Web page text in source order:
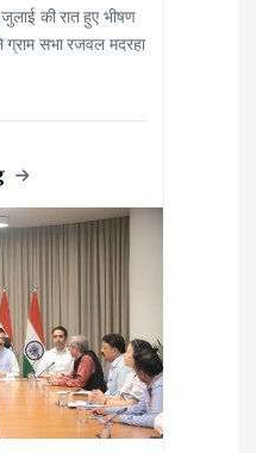
जुलाई की रात हुए भीषण
सभा रजवल मदरहा